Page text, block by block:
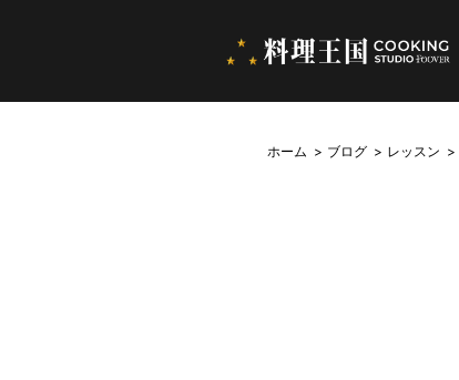
ホーム ブログ レッスン